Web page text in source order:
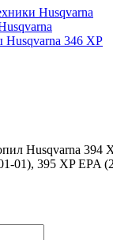
Husqvarna
Husqvarna 346 XP
Husqvarna
01), 395 XP EPA